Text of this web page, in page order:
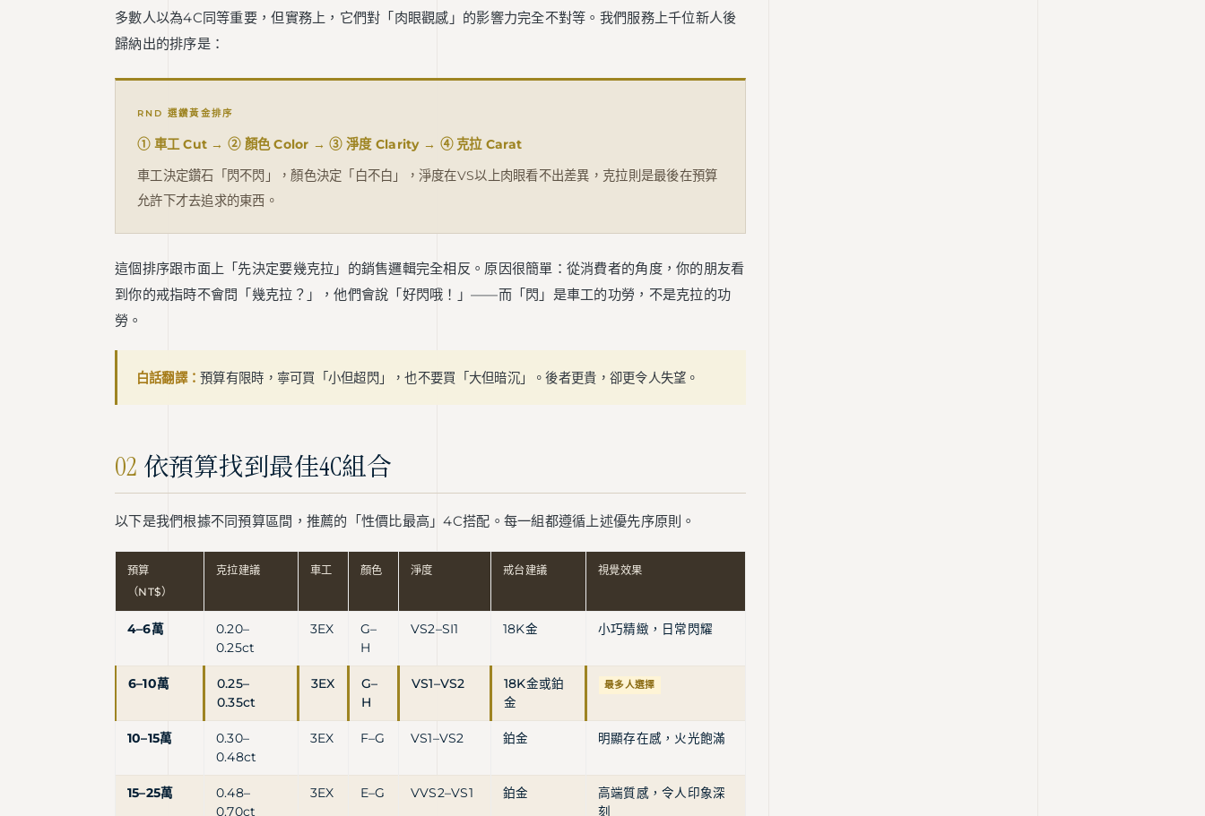
多數人以為4C同等重要，但實務上，它們對「肉眼觀感」的影響力完全不對等。我們服務上千位新人後
歸納出的排序是：
RND 選鑽黃金排序
① 車工 Cut → ② 顏色 Color → ③ 淨度 Clarity → ④ 克拉 Carat
車工決定鑽石「閃不閃」，顏色決定「白不白」，淨度在VS以上肉眼看不出差異，克拉則是最後在預算
允許下才去追求的東西。
這個排序跟市面上「先決定要幾克拉」的銷售邏輯完全相反。原因很簡單：從消費者的角度，你的朋友看
到你的戒指時不會問「幾克拉？」，他們會說「好閃哦！」——而「閃」是車工的功勞，不是克拉的功
勞。
白話翻譯：預算有限時，寧可買「小但超閃」，也不要買「大但暗沉」。後者更貴，卻更令人失望。
02 依預算找到最佳4C組合
以下是我們根據不同預算區間，推薦的「性價比最高」4C搭配。每一組都遵循上述優先序原則。
預算
（NT$）
克拉建議 車工 顏色 淨度 戒台建議 視覺效果
4–6萬
0.20–
0.25ct
3EX
G–
H
VS2–SI1 18K金 小巧精緻，日常閃耀
6–10萬
0.25–
0.35ct
3EX
G–
H
VS1–VS2
18K金或鉑
金
最多人選擇
10–15萬
0.30–
0.48ct
3EX F–G VS1–VS2 鉑金 明顯存在感，火光飽滿
15–25萬
0.48–
0.70ct
3EX E–G VVS2–VS1 鉑金
高端質感，令人印象深
刻